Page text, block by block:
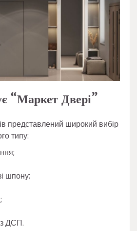
“Маркет Двері”
представлений широкий вибір
типу:
шпону;
ДСП.